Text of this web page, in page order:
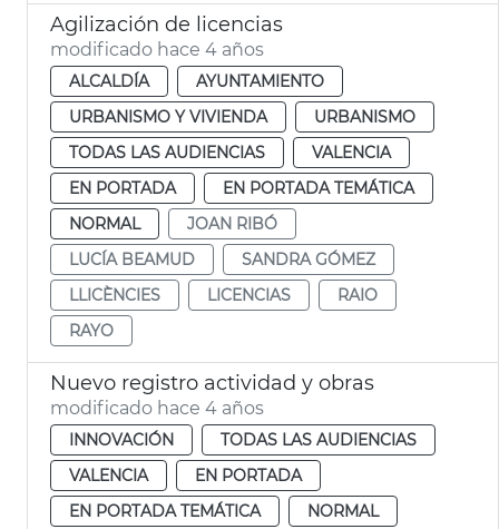
Agilización de licencias
modificado hace 4 años
ALCALDÍA
AYUNTAMIENTO
URBANISMO Y VIVIENDA
URBANISMO
TODAS LAS AUDIENCIAS
VALENCIA
EN PORTADA
EN PORTADA TEMÁTICA
NORMAL
JOAN RIBÓ
LUCÍA BEAMUD
SANDRA GÓMEZ
LLICÈNCIES
LICENCIAS
RAIO
RAYO
Nuevo registro actividad y obras
modificado hace 4 años
INNOVACIÓN
TODAS LAS AUDIENCIAS
VALENCIA
EN PORTADA
EN PORTADA TEMÁTICA
NORMAL